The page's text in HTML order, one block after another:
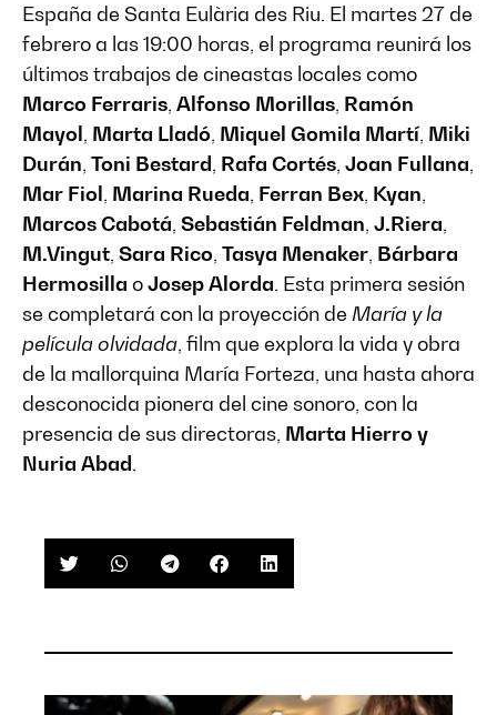
España de Santa Eulària des Riu. El martes 27 de
febrero a las 19:00 horas, el programa reunirá los
últimos trabajos de cineastas locales como
Marco Ferraris, Alfonso Morillas, Ramón
Mayol, Marta Lladó, Miquel Gomila Martí, Miki
Durán, Toni Bestard, Rafa Cortés, Joan Fullana,
Mar Fiol, Marina Rueda, Ferran Bex, Kyan,
Marcos Cabotá, Sebastián Feldman, J.Riera,
M.Vingut, Sara Rico, Tasya Menaker, Bárbara
Hermosilla oJosep Alorda. Esta primera sesión
se completará con la proyección de María y la
película olvidada, film que explora la vida y obra
de la mallorquina María Forteza, una hasta ahora
desconocida pionera del cine sonoro, con la
presencia de sus directoras, Marta Hierro y
Nuria Abad.